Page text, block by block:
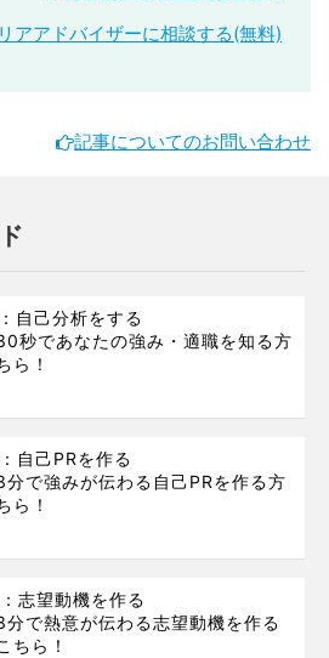
アアドバイザーに相談する(無料)
記事についてのお問い合わせ
自己分析をする
秒であなたの強み・適職を知る方
ら！
自己PRを作る
分で強みが伝わる自己PRを作る方
ら！
志望動機を作る
分で熱意が伝わる志望動機を作る
ちら！